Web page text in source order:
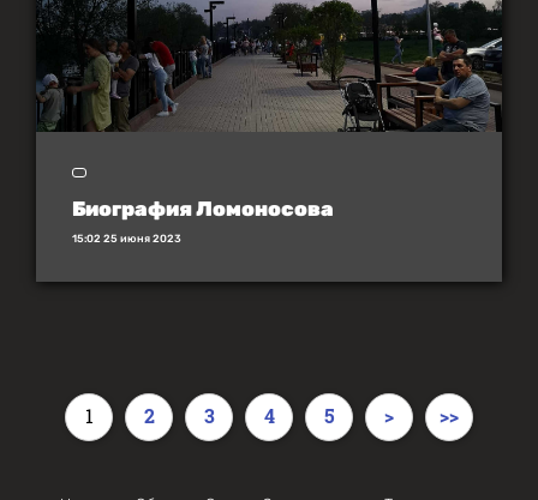
Биография Ломоносова
15:02 25 июня 2023
1 2 3 4 5 > >>